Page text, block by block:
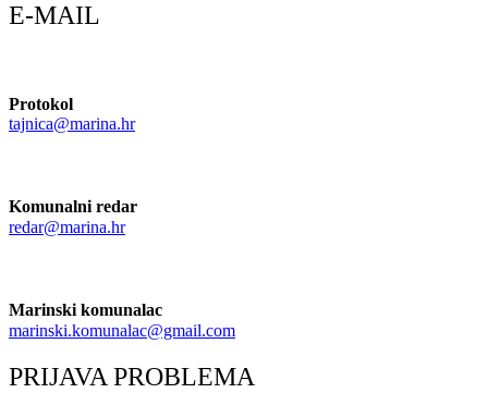
E-MAIL
Protokol
tajnica@marina.hr
Komunalni redar
redar@marina.hr
Marinski komunalac
marinski.komunalac@gmail.com
PRIJAVA PROBLEMA